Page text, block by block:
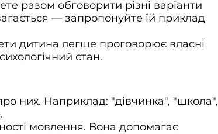
разом обговорити різні варіанти
— запропонуйте їй приклад
дитина легше проговорює власні
стан.
них. Наприклад: "дівчинка", "школа",
мовлення. Вона допомагає